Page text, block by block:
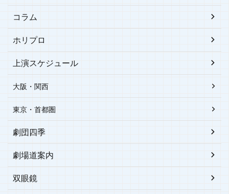
コラム
ホリプロ
上演スケジュール
大阪・関西
東京・首都圏
劇団四季
劇場道案内
双眼鏡